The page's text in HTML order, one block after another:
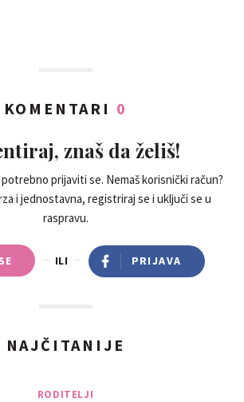
KOMENTARI 0
znaš da želiš!
prijaviti se. Nemaš korisnički račun?
i jednostavna, registriraj se i uključi se u
raspravu.
ILI PRIJAVA
NAJČITANIJE
RODITELJI